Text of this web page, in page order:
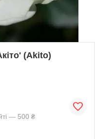
(Akito)
— 500 ₴